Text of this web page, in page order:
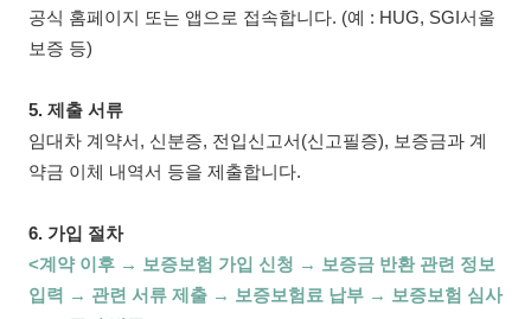
공식 홈페이지 또는 앱으로 접속합니다. (예 : HUG, SGI서울
보증 등)
5. 제출 서류
임대차 계약서, 신분증, 전입신고서(신고필증), 보증금과 계
약금 이체 내역서 등을 제출합니다.
6. 가입 절차
<계약 이후 → 보증보험 가입 신청 → 보증금 반환 관련 정보
입력 → 관련 서류 제출 → 보증보험료 납부 → 보증보험 심사